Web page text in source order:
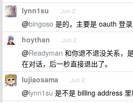
lynn1su Jun 2
@bingoso 是的，主要是 oauth 登
hoythan Jun 2
@Readyman 和你退不退没关系，
在对话，后一秒直接退出了。
lujiaosama Jun 2
@lynn1su 是不是 billing address 里